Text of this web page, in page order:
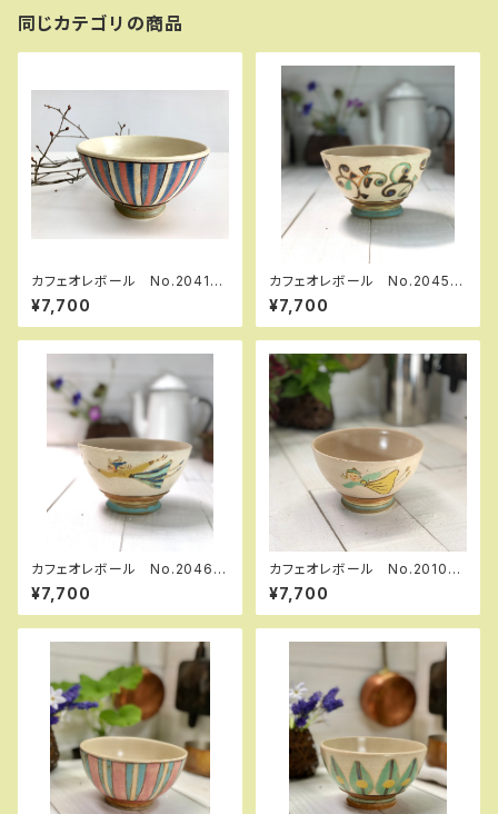
同じカテゴリの商品
カフェオレボール No.20413
赤と青の縞柄
¥7,700
カフェオレボール No.20456
青い唐草
¥7,700
カフェオレボール No.20464
空飛ぶ三人の女の子
¥7,700
カフェオレボール No.20103
空飛ぶ三人の女の子
¥7,700